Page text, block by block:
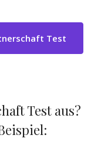
Test
Test aus?